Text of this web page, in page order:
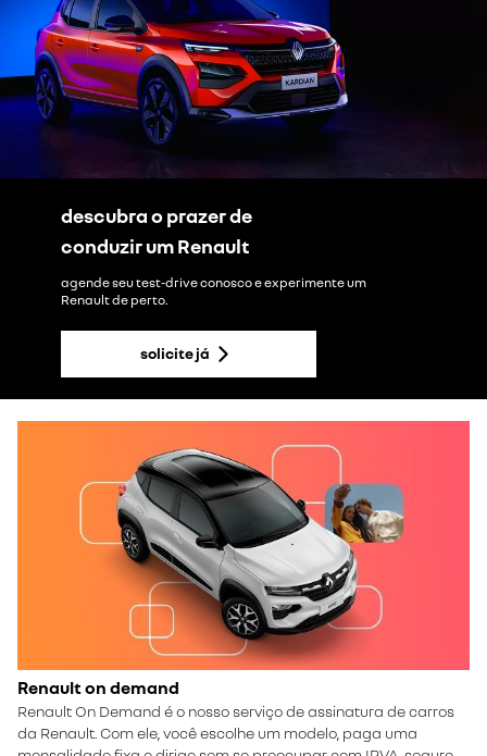
descubra o prazer de
conduzir um Renault
agende seu test-drive conosco e experimente um
Renault de perto.
solicite já
Renault on demand
Renault On Demand é o nosso serviço de assinatura de carros
da Renault. Com ele, você escolhe um modelo, paga uma